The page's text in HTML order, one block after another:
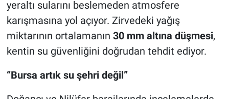
yeraltı sularını beslemeden atmosfere
karışmasına yol açıyor. Zirvedeki yağış
miktarının ortalamanın 30 mm altına düşmesi,
kentin su güvenliğini doğrudan tehdit ediyor.
“Bursa artık su şehri değil”